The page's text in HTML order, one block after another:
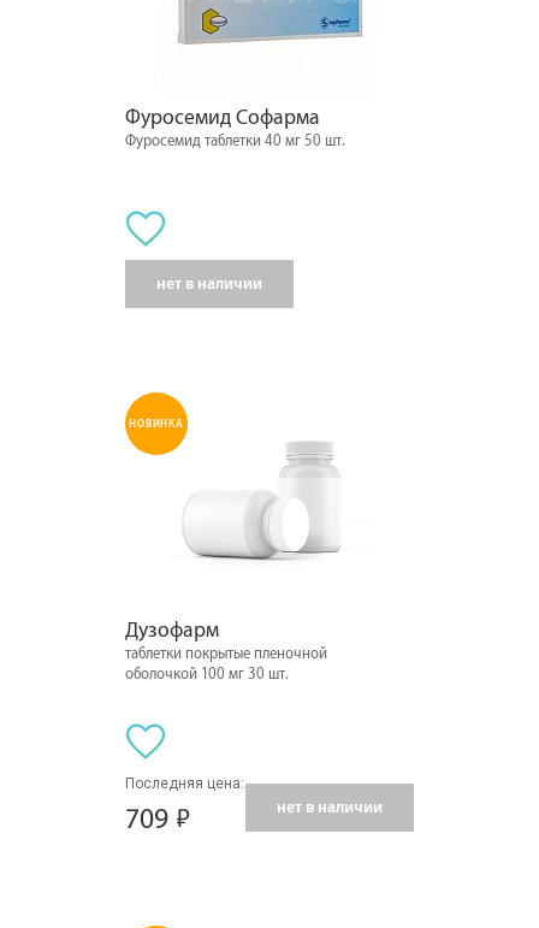
Фуросемид Софарма
Фуросемид таблетки 40 мг 50 шт.
нет в наличии
НОВИНКА
Дузофарм
таблетки покрытые пленочной
оболочкой 100 мг 30 шт.
Последняя цена:
709 нет в наличии